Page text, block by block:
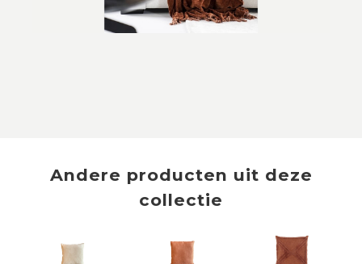
Andere producten uit deze
collectie